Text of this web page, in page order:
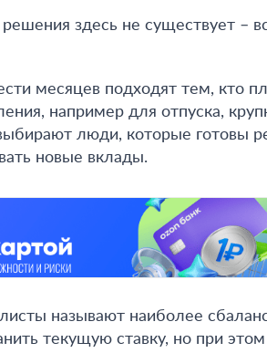
здесь не существует –
месяцев подходят тем, кто
например для отпуска,
люди, которые готовы
новые вклады.
называют наиболее
текущую ставку, но при